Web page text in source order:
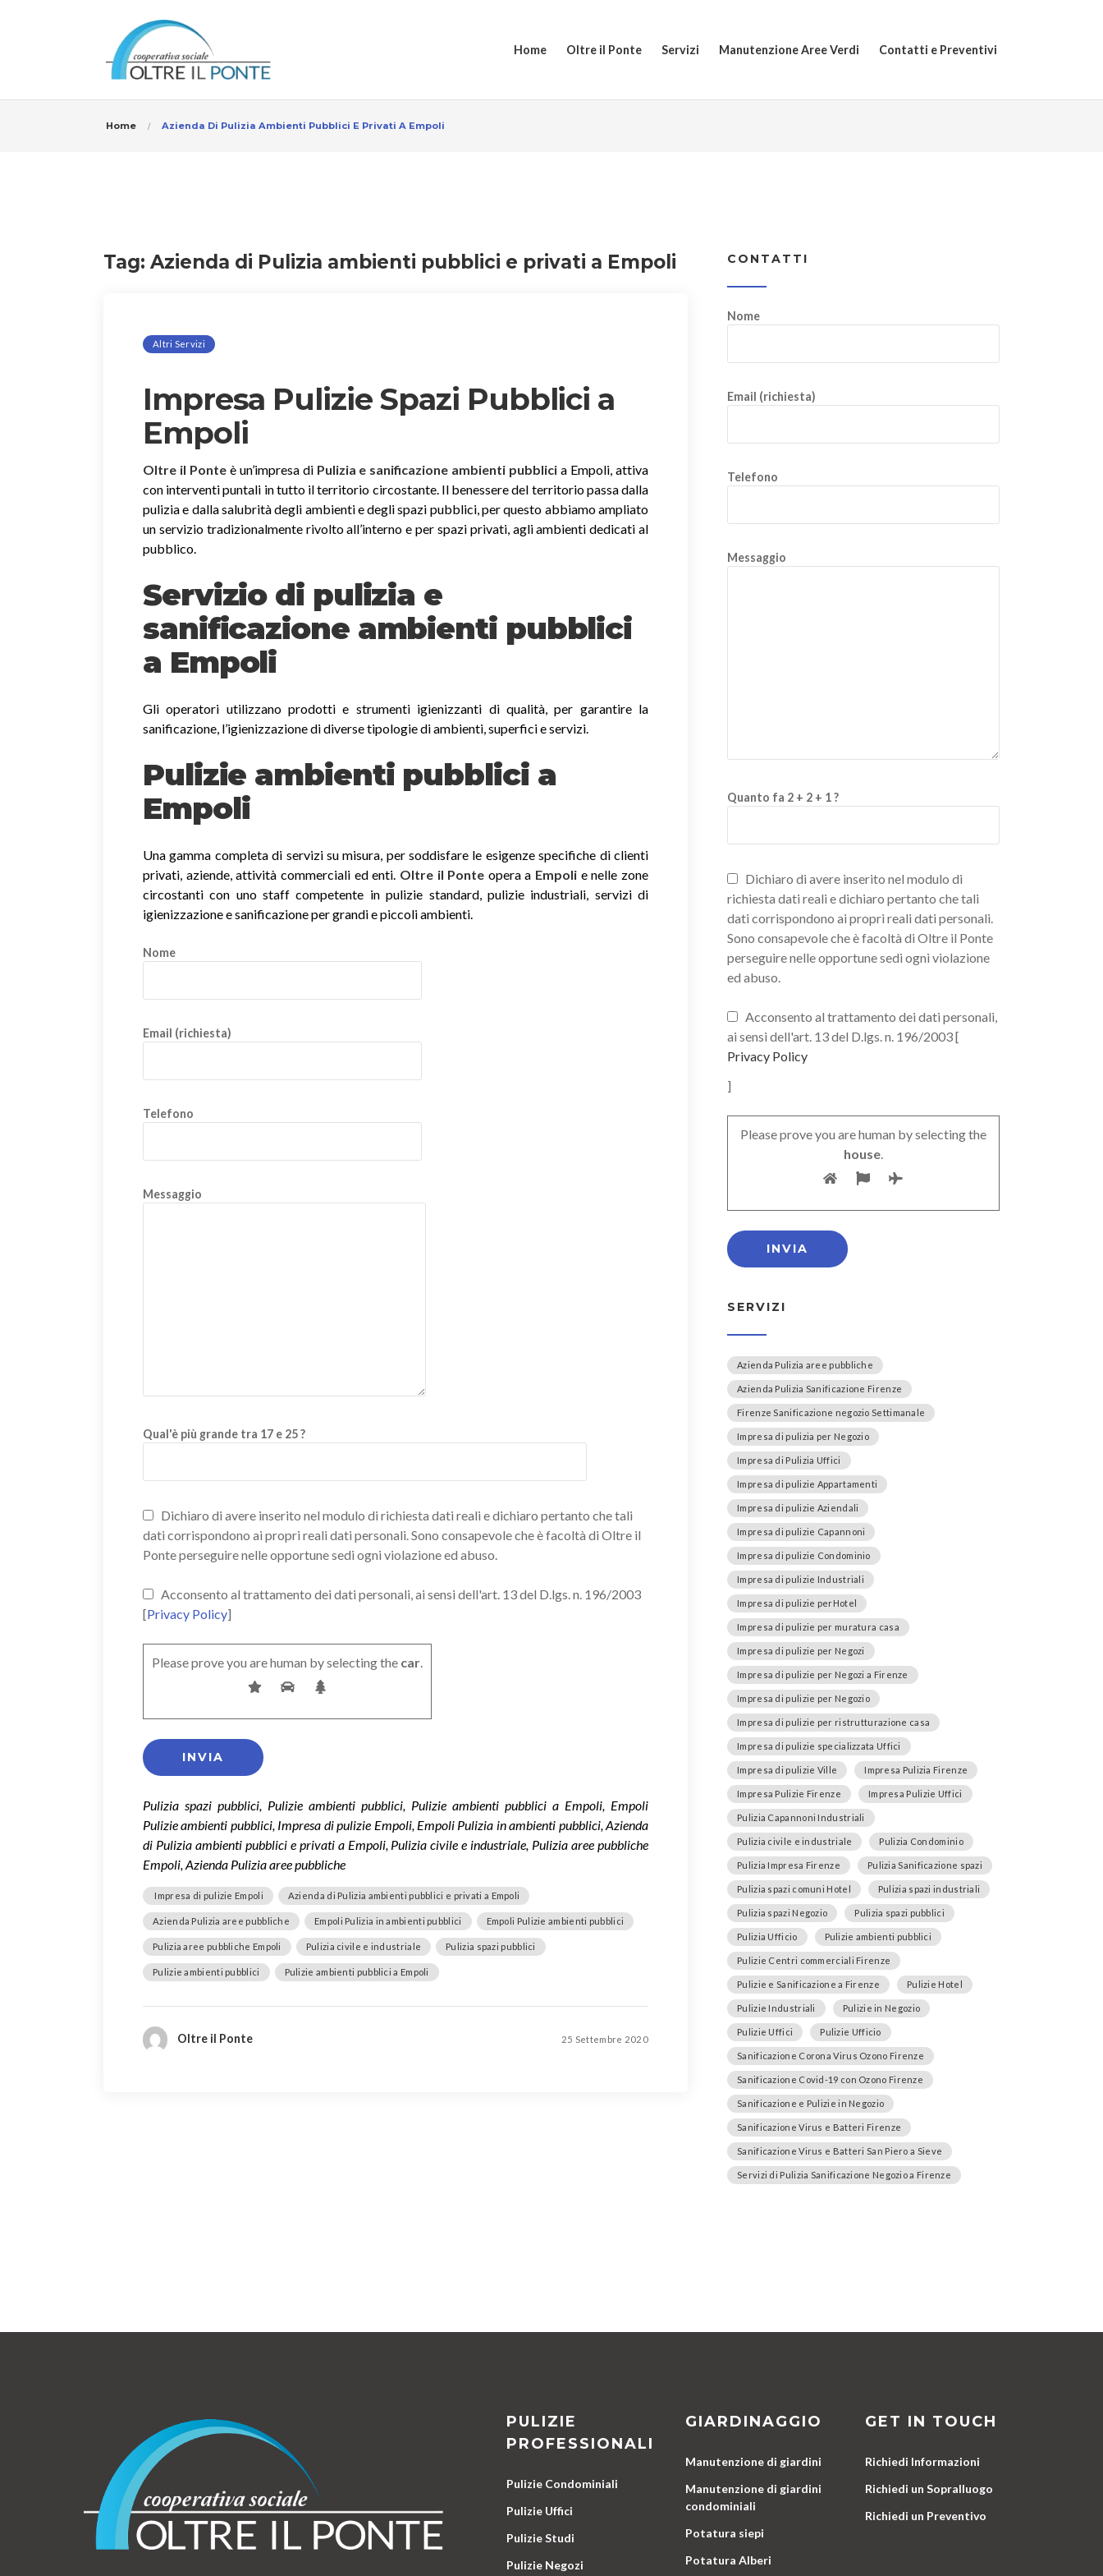
Home Oltre il Ponte Servizi Manutenzione Aree Verdi Contatti e Preventivi
Home Azienda Di Pulizia Ambienti Pubblici E Privati A Empoli
Tag: Azienda di Pulizia ambienti pubblici e privati a Empoli
Altri Servizi
Impresa Pulizie Spazi Pubblici a
Empoli
Oltre il Ponteè un’impresa di Pulizia e sanificazione ambienti pubblici a Empoli, attiva
con interventi puntali in tutto il territorio circostante. Il benessere del territorio passa dalla
pulizia e dalla salubrità degli ambienti e degli spazi pubblici, per questo abbiamo ampliato
un servizio tradizionalmente rivolto all’interno e per spazi privati, agli ambienti dedicati al
pubblico.
Servizio di pulizia e
sanificazione ambienti pubblici
a Empoli
Gli operatori utilizzano prodotti e strumenti igienizzanti di qualità, per garantire la
sanificazione, l’igienizzazione di diverse tipologie di ambienti, superfici e servizi.
Pulizie ambienti pubblici a
Empoli
Una gamma completa di servizi su misura, per soddisfare le esigenze specifiche di clienti
privati, aziende, attività commerciali ed enti. Oltre il Ponte opera a Empoli e nelle zone
circostanti con uno staff competente in pulizie standard, pulizie industriali, servizi di
igienizzazione e sanificazione per grandi e piccoli ambienti.
Nome
Email (richiesta)
Telefono
Messaggio
Qual'è più grande tra 17 e 25 ?
Dichiaro di avere inserito nel modulo di richiesta dati reali e dichiaro pertanto che tali
dati corrispondono ai propri reali dati personali. Sono consapevole che è facoltà di Oltre il
Ponte perseguire nelle opportune sedi ogni violazione ed abuso.
Acconsento al trattamento dei dati personali, ai sensi dell'art. 13 del D.lgs. n. 196/2003
[Privacy Policy]
Please prove you are human by selecting the car.
Pulizia spazi pubblici, Pulizie ambienti pubblici, Pulizie ambienti pubblici a Empoli, Empoli
Pulizie ambienti pubblici, Impresa di pulizie Empoli, Empoli Pulizia in ambienti pubblici, Azienda
di Pulizia ambienti pubblici e privati a Empoli, Pulizia civile e industriale, Pulizia aree pubbliche
Empoli, Azienda Pulizia aree pubbliche
Impresa di pulizie Empoli Azienda di Pulizia ambienti pubblici e privati a Empoli
Azienda Pulizia aree pubbliche Empoli Pulizia in ambienti pubblici Empoli Pulizie ambienti pubblici
Pulizia aree pubbliche Empoli Pulizia civile e industriale Pulizia spazi pubblici
Pulizie ambienti pubblici Pulizie ambienti pubblici a Empoli
Oltre il Ponte 25 Settembre 2020
CONTATTI
Nome
Email (richiesta)
Telefono
Messaggio
Quanto fa 2 + 2 + 1 ?
Dichiaro di avere inserito nel modulo di
richiesta dati reali e dichiaro pertanto che tali
dati corrispondono ai propri reali dati personali.
Sono consapevole che è facoltà di Oltre il Ponte
perseguire nelle opportune sedi ogni violazione
ed abuso.
Acconsento al trattamento dei dati personali,
ai sensi dell'art. 13 del D.lgs. n. 196/2003 [
Privacy Policy
]
Please prove you are human by selecting the
house.
SERVIZI
Azienda Pulizia aree pubbliche
Azienda Pulizia Sanificazione Firenze
Firenze Sanificazione negozio Settimanale
Impresa di pulizia per Negozio
Impresa di Pulizia Uffici
Impresa di pulizie Appartamenti
Impresa di pulizie Aziendali
Impresa di pulizie Capannoni
Impresa di pulizie Condominio
Impresa di pulizie Industriali
Impresa di pulizie perHotel
Impresa di pulizie per muratura casa
Impresa di pulizie per Negozi
Impresa di pulizie per Negozi a Firenze
Impresa di pulizie per Negozio
Impresa di pulizie per ristrutturazione casa
Impresa di pulizie specializzata Uffici
Impresa di pulizie Ville Impresa Pulizia Firenze
Impresa Pulizie Firenze Impresa Pulizie Uffici
Pulizia Capannoni Industriali
Pulizia civile e industriale Pulizia Condominio
Pulizia Impresa Firenze Pulizia Sanificazione spazi
Pulizia spazi comuni Hotel Pulizia spazi industriali
Pulizia spazi Negozio Pulizia spazi pubblici
Pulizia Ufficio Pulizie ambienti pubblici
Pulizie Centri commerciali Firenze
Pulizie e Sanificazione a Firenze Pulizie Hotel
Pulizie Industriali Pulizie in Negozio
Pulizie Uffici Pulizie Ufficio
Sanificazione Corona Virus Ozono Firenze
Sanificazione Covid-19 con Ozono Firenze
Sanificazione e Pulizie in Negozio
Sanificazione Virus e Batteri Firenze
Sanificazione Virus e Batteri San Piero a Sieve
Servizi di Pulizia Sanificazione Negozio a Firenze
PULIZIE
PROFESSIONALI
Pulizie Condominiali
Pulizie Uffici
Pulizie Studi
Pulizie Negozi
GIARDINAGGIO
Manutenzione di giardini
Manutenzione di giardini
condominiali
Potatura siepi
Potatura Alberi
GET IN TOUCH
Richiedi Informazioni
Richiedi un Sopralluogo
Richiedi un Preventivo